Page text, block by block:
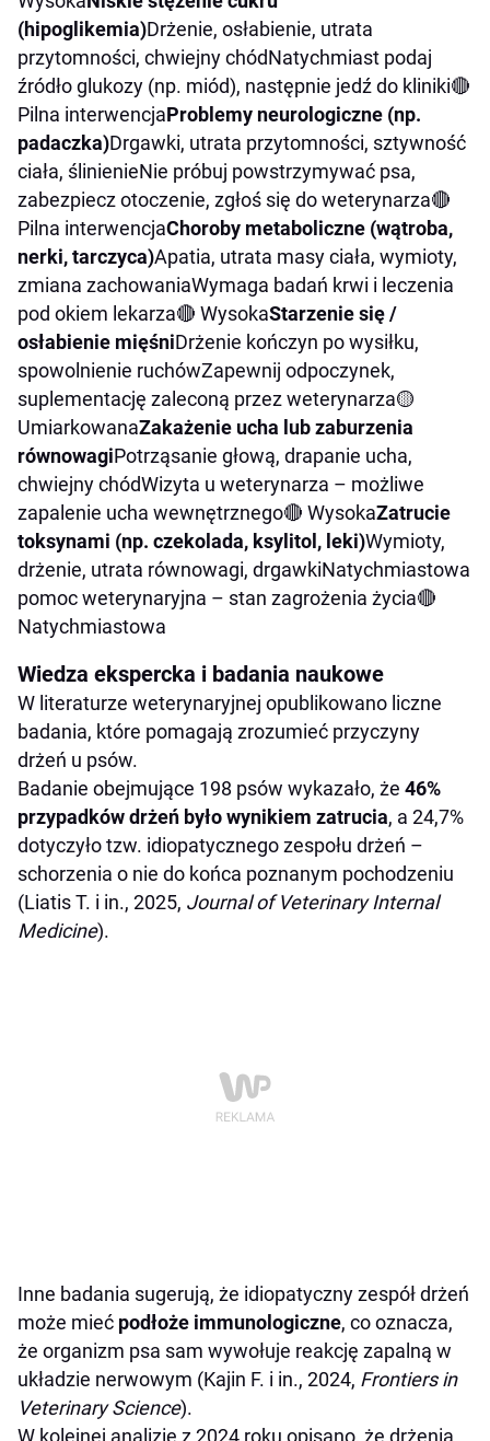
(hipoglikemia)Drżenie, osłabienie, utrata
przytomności, chwiejny chódNatychmiast podaj
źródło glukozy (np. miód), następnie jedź do kliniki🔴
Pilna interwencjaProblemy neurologiczne (np.
padaczka)Drgawki, utrata przytomności, sztywność
ciała, ślinienieNie próbuj powstrzymywać psa,
zabezpiecz otoczenie, zgłoś się do weterynarza🔴
Pilna interwencjaChoroby metaboliczne (wątroba,
nerki, tarczyca)Apatia, utrata masy ciała, wymioty,
zmiana zachowaniaWymaga badań krwi i leczenia
pod okiem lekarza🔴 WysokaStarzenie się /
osłabienie mięśniDrżenie kończyn po wysiłku,
spowolnienie ruchówZapewnij odpoczynek,
suplementację zaleconą przez weterynarza🟡
UmiarkowanaZakażenie ucha lub zaburzenia
równowagiPotrząsanie głową, drapanie ucha,
chwiejny chódWizyta u weterynarza – możliwe
zapalenie ucha wewnętrznego🔴 WysokaZatrucie
toksynami (np. czekolada, ksylitol, leki)Wymioty,
drżenie, utrata równowagi, drgawkiNatychmiastowa
pomoc weterynaryjna – stan zagrożenia życia🔴
Natychmiastowa
Wiedza ekspercka i badania naukowe
W literaturze weterynaryjnej opublikowano liczne
badania, które pomagają zrozumieć przyczyny
drżeń u psów.
Badanie obejmujące 198 psów wykazało, że 46%
przypadków drżeń było wynikiem zatrucia, a 24,7%
dotyczyło tzw. idiopatycznego zespołu drżeń –
schorzenia o nie do końca poznanym pochodzeniu
(Liatis T. i in., 2025, Journal of Veterinary Internal
Medicine).
Inne badania sugerują, że idiopatyczny zespół drżeń
może mieć podłoże immunologiczne, co oznacza,
że organizm psa sam wywołuje reakcję zapalną w
układzie nerwowym (Kajin F. i in., 2024, Frontiers in
Veterinary Science).
W kolejnej analizie z 2024 roku opisano, że drżenia